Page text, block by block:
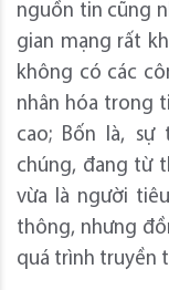
nguồn tin cũng
gian mạng rất
không có các
nhân hóa trong
cao; Bốn là,
chúng, đang từ
vừa là người
thông, nhưng
quá trình truyền